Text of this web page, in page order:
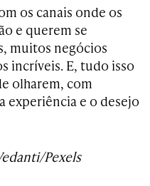
os canais onde os
e querem se
muitos negócios
incríveis. E, tudo isso
olharem, com
experiência e o desejo
Pexels